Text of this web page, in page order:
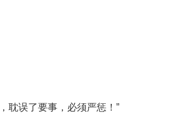
耽误了要事，必须严惩！”